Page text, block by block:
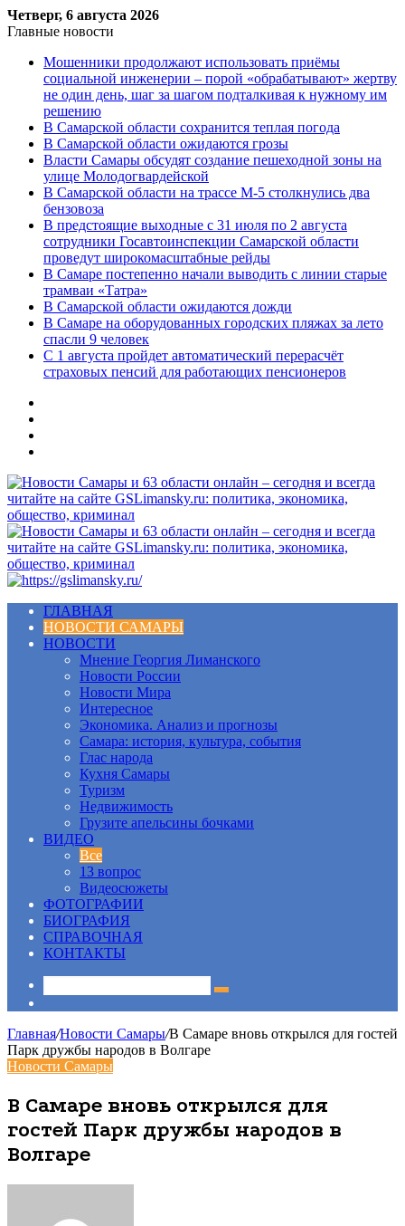
Четверг, 6 августа 2026
Главные новости
Мошенники продолжают использовать приёмы
социальной инженерии – порой «обрабатывают» жертву
не один день, шаг за шагом подталкивая к нужному им
решению
В Самарской области сохранится теплая погода
В Самарской области ожидаются грозы
Власти Самары обсудят создание пешеходной зоны на
улице Молодогвардейской
В Самарской области на трассе М-5 столкнулись два
бензовоза
В предстоящие выходные с 31 июля по 2 августа
сотрудники Госавтоинспекции Самарской области
проведут широкомасштабные рейды
В Самаре постепенно начали выводить с линии старые
трамваи «Татра»
В Самарской области ожидаются дожди
В Самаре на оборудованных городских пляжах за лето
спасли 9 человек
С 1 августа пройдет автоматический перерасчёт
страховых пенсий для работающих пенсионеров
Меню
ГЛАВНАЯ
НОВОСТИ САМАРЫ
НОВОСТИ
Мнение Георгия Лиманского
Новости России
Новости Мира
Интересное
Экономика. Анализ и прогнозы
Самара: история, культура, события
Глас народа
Кухня Самары
Туризм
Недвижимость
Грузите апельсины бочками
ВИДЕО
Все
13 вопрос
Видеосюжеты
ФОТОГРАФИИ
БИОГРАФИЯ
СПРАВОЧНАЯ
КОНТАКТЫ
Главная/Новости Самары/В Самаре вновь открылся для гостей
Парк дружбы народов в Волгаре
Новости Самары
В Самаре вновь открылся для
гостей Парк дружбы народов в
Волгаре